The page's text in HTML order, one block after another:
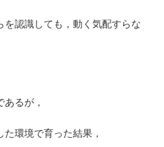
を認識しても，動く気配すらな
るが，
環境で育った結果，